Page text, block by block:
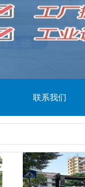
联系我们